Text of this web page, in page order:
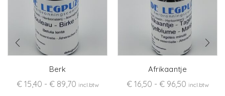
Berk
€15,40 - €89,70Prijsklasse:
incl.btw
Afrikaantje
€16,50 - €96,50Prijsklasse:
incl.btw